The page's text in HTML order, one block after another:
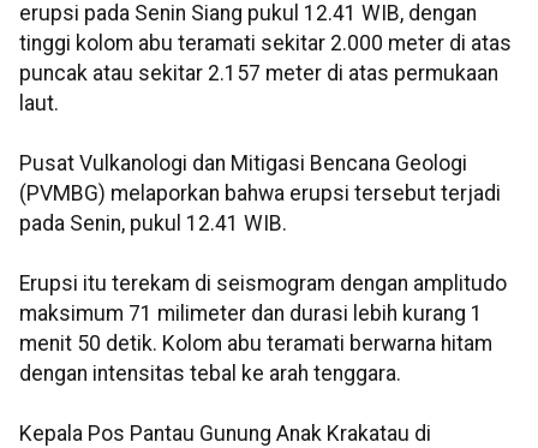
erupsi pada Senin Siang pukul 12.41 WIB, dengan
tinggi kolom abu teramati sekitar 2.000 meter di atas
puncak atau sekitar 2.157 meter di atas permukaan
laut.
Pusat Vulkanologi dan Mitigasi Bencana Geologi
(PVMBG) melaporkan bahwa erupsi tersebut terjadi
pada Senin, pukul 12.41 WIB.
Erupsi itu terekam di seismogram dengan amplitudo
maksimum 71 milimeter dan durasi lebih kurang 1
menit 50 detik. Kolom abu teramati berwarna hitam
dengan intensitas tebal ke arah tenggara.
Kepala Pos Pantau Gunung Anak Krakatau di